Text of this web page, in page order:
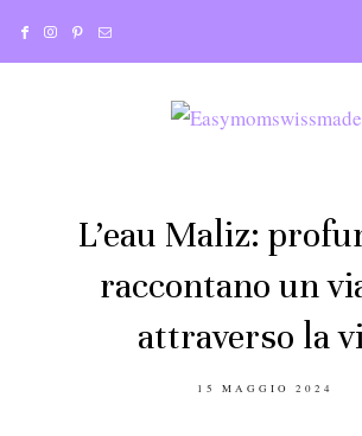
L’eau Maliz:
raccontano un
attraverso la
POSTED
15 MAGGIO 2024